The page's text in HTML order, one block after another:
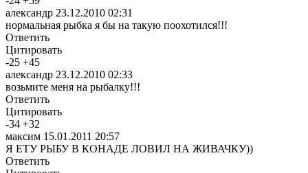
александр 23.12.2010 02:31
нормальная рыбка я бы на такую поохотился!!!
Ответить
Цитировать
-25 +45
александр 23.12.2010 02:33
возьмите меня на рыбалку!!!
Ответить
Цитировать
-34 +32
максим 15.01.2011 20:57
Я ЕТУ РЫБУ В КОНАДЕ ЛОВИЛ НА ЖИВАЧКУ))
Ответить